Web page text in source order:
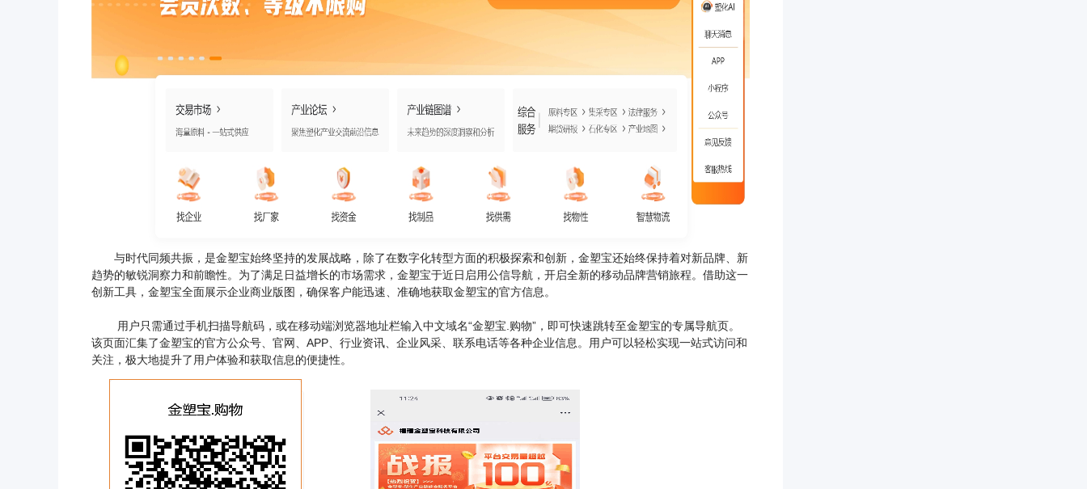
与时代同频共振，是金塑宝始终坚持的发展战略，除了在数字化转型方面的积极探索和创新，金塑宝还始终保持着对新品牌、新
趋势的敏锐洞察力和前瞻性。 为了满足日益增长的市场需求，金塑宝于近日启用公信导航，开启全新的移动品牌营销旅程。 借助这一
创新工具，金塑宝全面展示企业商业版图，确保客户能迅速、准确地获取金塑宝的官方信息。
用户只需通过手机扫描导航码，或在移动端浏览器地址栏输入中文域名“金塑宝.购物”，即可快速跳转至金塑宝的专属导航页。
该页面汇集了金塑宝的官方公众号、官网、APP、行业资讯、企业风采、联系电话等各种企业信息。用户可以轻松实现一站式访问和
关注，极大地提升了用户体验和获取信息的便捷性。